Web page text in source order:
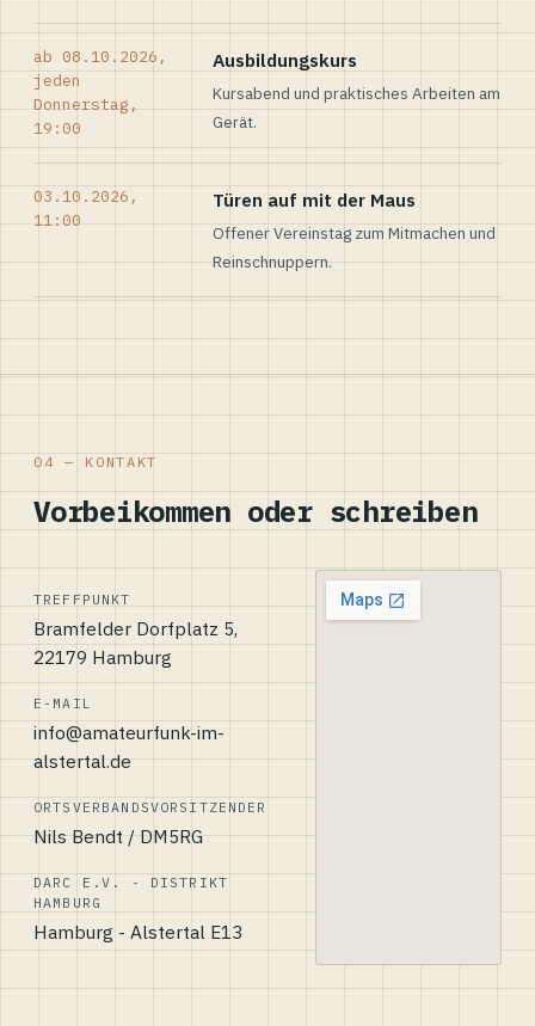
ab 08.10.2026,
jeden
Donnerstag,
19:00
Ausbildungskurs
Kursabend und praktisches Arbeiten am
Gerät.
03.10.2026,
11:00
Türen auf mit der Maus
Offener Vereinstag zum Mitmachen und
Reinschnuppern.
04 — KONTAKT
Vorbeikommen oder schreiben
TREFFPUNKT
Bramfelder Dorfplatz 5,
22179 Hamburg
E-MAIL
info@amateurfunk-im-
alstertal.de
ORTSVERBANDSVORSITZENDER
Nils Bendt / DM5RG
DARC E.V. - DISTRIKT
HAMBURG
Hamburg - Alstertal E13